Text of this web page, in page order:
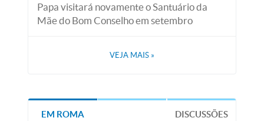
Papa visitará novamente o Santuário da
Mãe do Bom Conselho em setembro
VEJA MAIS »
EM ROMA DISCUSSÕES